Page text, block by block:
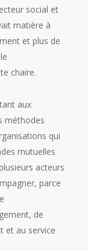
social et
matière à
et plus de
chaire.
aux
méthodes
qui
mutuelles
acteurs
parce
de
et au service